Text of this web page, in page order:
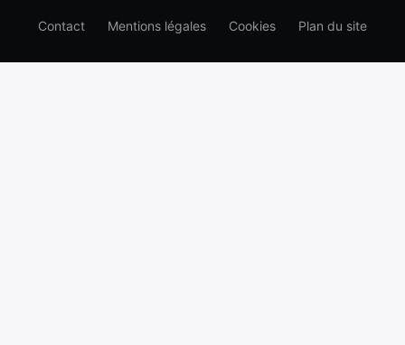
Contact Mentions légales Cookies Plan du site